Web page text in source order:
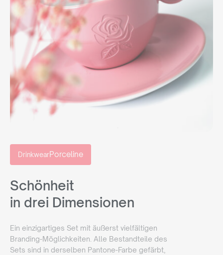
DrinkwearPorceline
Schönheit
in drei Dimensionen
Ein einzigartiges Set mit äußerst vielfältigen
Branding-Möglichkeiten. Alle Bestandteile des
Sets sind in derselben Pantone-Farbe gefärbt,